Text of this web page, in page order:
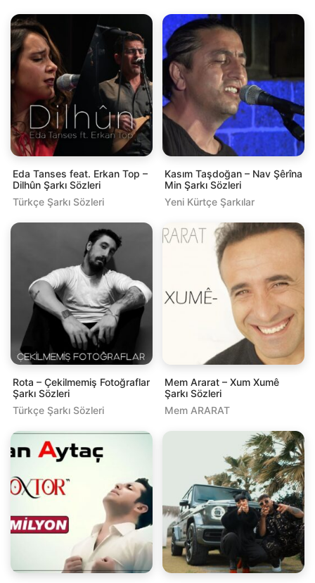
Eda Tanses feat. Erkan Top –
Dilhûn Şarkı Sözleri
Türkçe Şarkı Sözleri
Kasım Taşdoğan – Nav Şêrîna
Min Şarkı Sözleri
Yeni Kürtçe Şarkılar
Rota – Çekilmemiş Fotoğraflar
Şarkı Sözleri
Türkçe Şarkı Sözleri
Mem Ararat – Xum Xumê
Şarkı Sözleri
Mem ARARAT